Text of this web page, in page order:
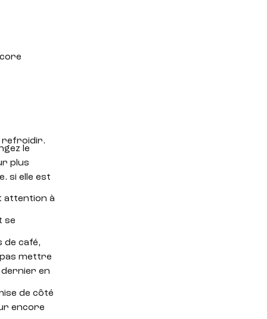
refroidir.
le
plus
si elle est
attention à
se
de café,
mettre
dernier en
de côté
encore